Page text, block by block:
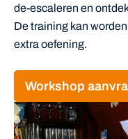
de-escaleren en
De training kan
extra oefening.
Workshop